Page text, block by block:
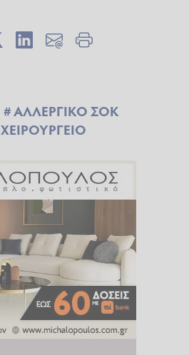
ΑΛΛΕΡΓΙΚΟ ΣΟΚ
ΧΕΙΡΟΥΡΓΕΙΟ